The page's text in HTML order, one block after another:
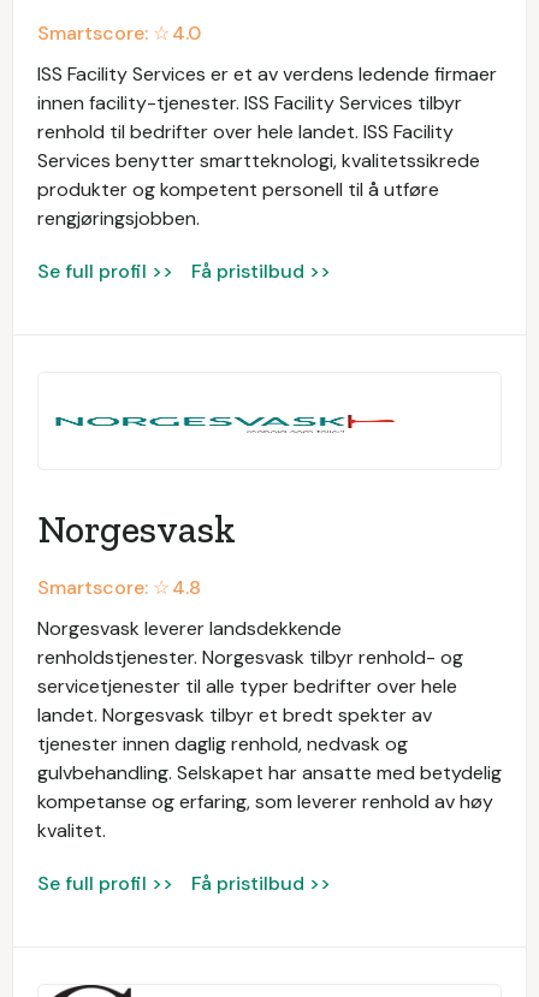
Smartscore: ☆4.0
ISS Facility Services er et av verdens ledende firmaer
innen facility-tjenester. ISS Facility Services tilbyr
renhold til bedrifter over hele landet. ISS Facility
Services benytter smartteknologi, kvalitetssikrede
produkter og kompetent personell til å utføre
rengjøringsjobben.
Se full profil >> Få pristilbud >>
Norgesvask
Smartscore: ☆4.8
Norgesvask leverer landsdekkende
renholdstjenester. Norgesvask tilbyr renhold- og
servicetjenester til alle typer bedrifter over hele
landet. Norgesvask tilbyr et bredt spekter av
tjenester innen daglig renhold, nedvask og
gulvbehandling. Selskapet har ansatte med betydelig
kompetanse og erfaring, som leverer renhold av høy
kvalitet.
Se full profil >> Få pristilbud >>